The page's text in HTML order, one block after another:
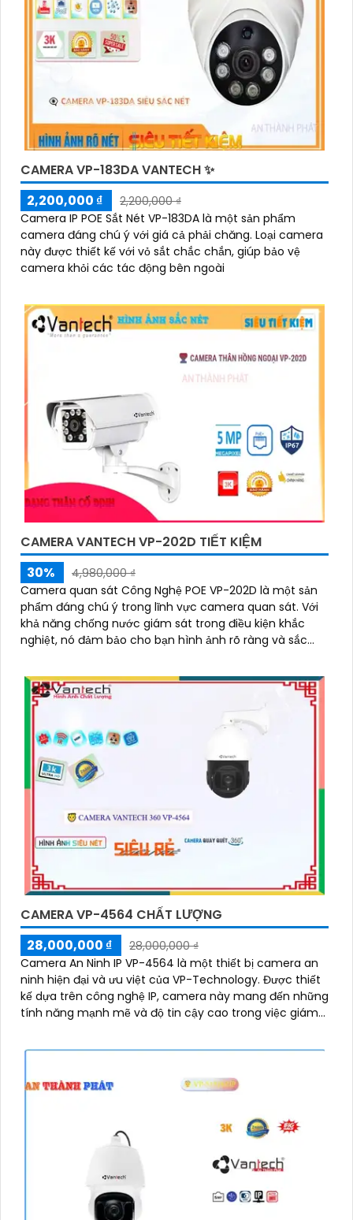
CAMERA VP-183DA VANTECH ✨
2,200,000 ₫
2,200,000 ₫
Camera IP POE Sắt Nét VP-183DA là một sản phẩm
camera đáng chú ý với giá cả phải chăng. Loại camera
này được thiết kế với vỏ sắt chắc chắn, giúp bảo vệ
camera khỏi các tác động bên ngoài
CAMERA VANTECH VP-202D TIẾT KIỆM
30%
4,980,000 ₫
Camera quan sát Công Nghệ POE VP-202D là một sản
phẩm đáng chú ý trong lĩnh vực camera quan sát. Với
khả năng chống nước giám sát trong điều kiện khắc
nghiệt, nó đảm bảo cho bạn hình ảnh rõ ràng và sắc
CAMERA VP-4564 CHẤT LƯỢNG
28,000,000 ₫
28,000,000 ₫
Camera An Ninh IP VP-4564 là một thiết bị camera an
ninh hiện đại và ưu việt của VP-Technology. Được thiết
kế dựa trên công nghệ IP, camera này mang đến những
tính năng mạnh mẽ và độ tin cậy cao trong việc giám